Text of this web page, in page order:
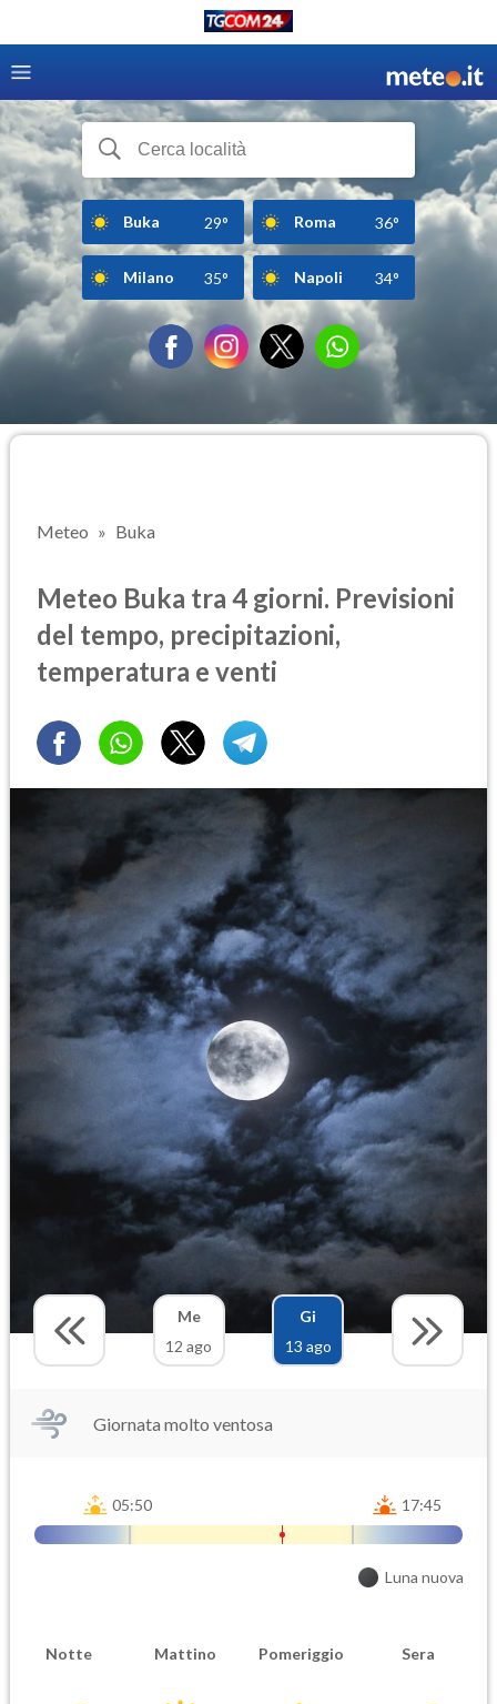
Buka 29° Roma 36°
Milano 35° Napoli 34°
Meteo Buka
Meteo Buka tra 4 giorni. Previsioni
del tempo, precipitazioni,
temperatura e venti
Me
12 ago
Gi
13 ago
Giornata molto ventosa
05:50 17:45
Luna nuova
Notte Mattino Pomeriggio Sera